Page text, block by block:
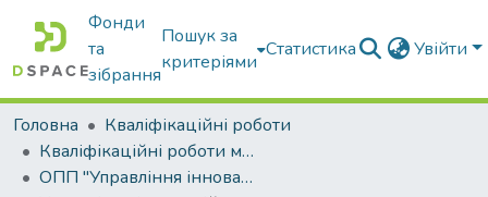
Фонди
та
зібрання
Пошук за
критеріями
Статистика Увійти
Головна
Кваліфікаційні роботи
Кваліфікаційні роботи магістрів
ОПП "Управління інноваційною та консалтинговою діяльністю"